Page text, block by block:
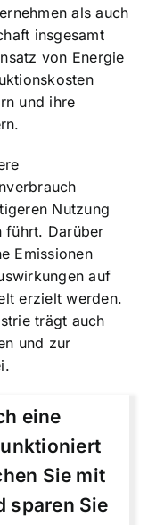
als auch
insgesamt
von Energie
und ihre
Nutzung
führt. Darüber
Emissionen
auf
erzielt werden.
trägt auch
und zur
eine
Sie mit
sparen Sie